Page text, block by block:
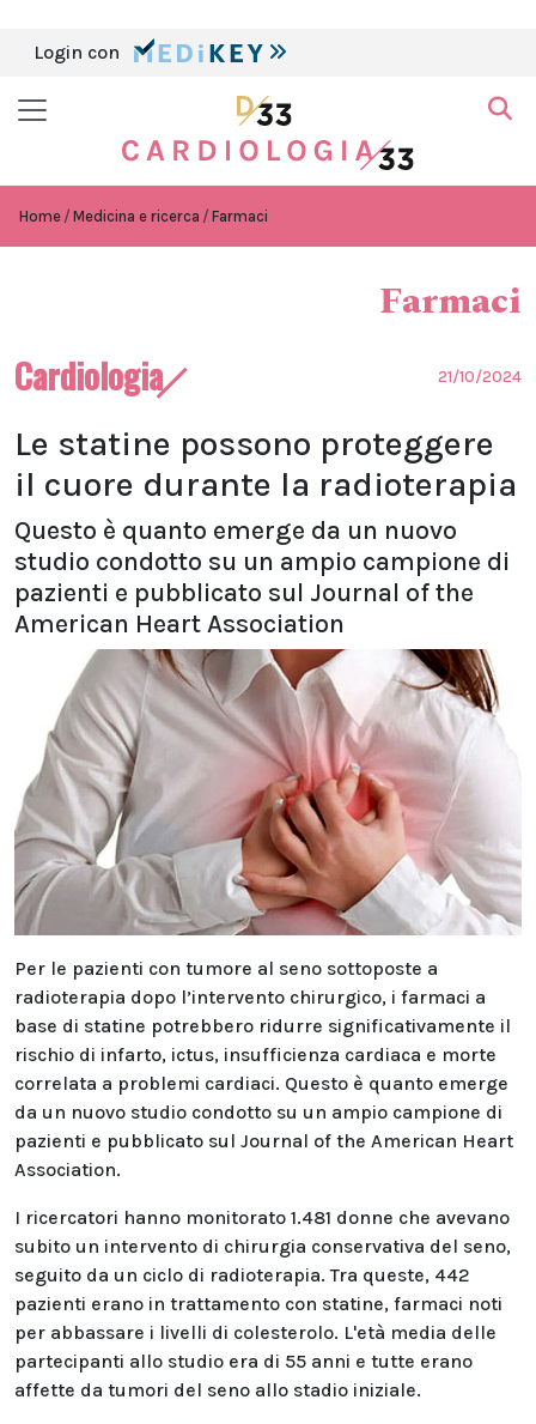
Login con
Home Medicina e ricerca Farmaci
Farmaci
Cardiologia 21/10/2024
Le statine possono proteggere
il cuore durante la radioterapia
Questo è quanto emerge da un nuovo
studio condotto su un ampio campione di
pazienti e pubblicato sul Journal of the
American Heart Association
Per le pazienti con tumore al seno sottoposte a
radioterapia dopo l’intervento chirurgico, i farmaci a
base di statine potrebbero ridurre significativamente il
rischio di infarto, ictus, insufficienza cardiaca e morte
correlata a problemi cardiaci. Questo è quanto emerge
da un nuovo studio condotto su un ampio campione di
pazienti e pubblicato sul Journal of the American Heart
Association.
I ricercatori hanno monitorato 1.481 donne che avevano
subito un intervento di chirurgia conservativa del seno,
seguito da un ciclo di radioterapia. Tra queste, 442
pazienti erano in trattamento con statine, farmaci noti
per abbassare i livelli di colesterolo. L'età media delle
partecipanti allo studio era di 55 anni e tutte erano
affette da tumori del seno allo stadio iniziale.